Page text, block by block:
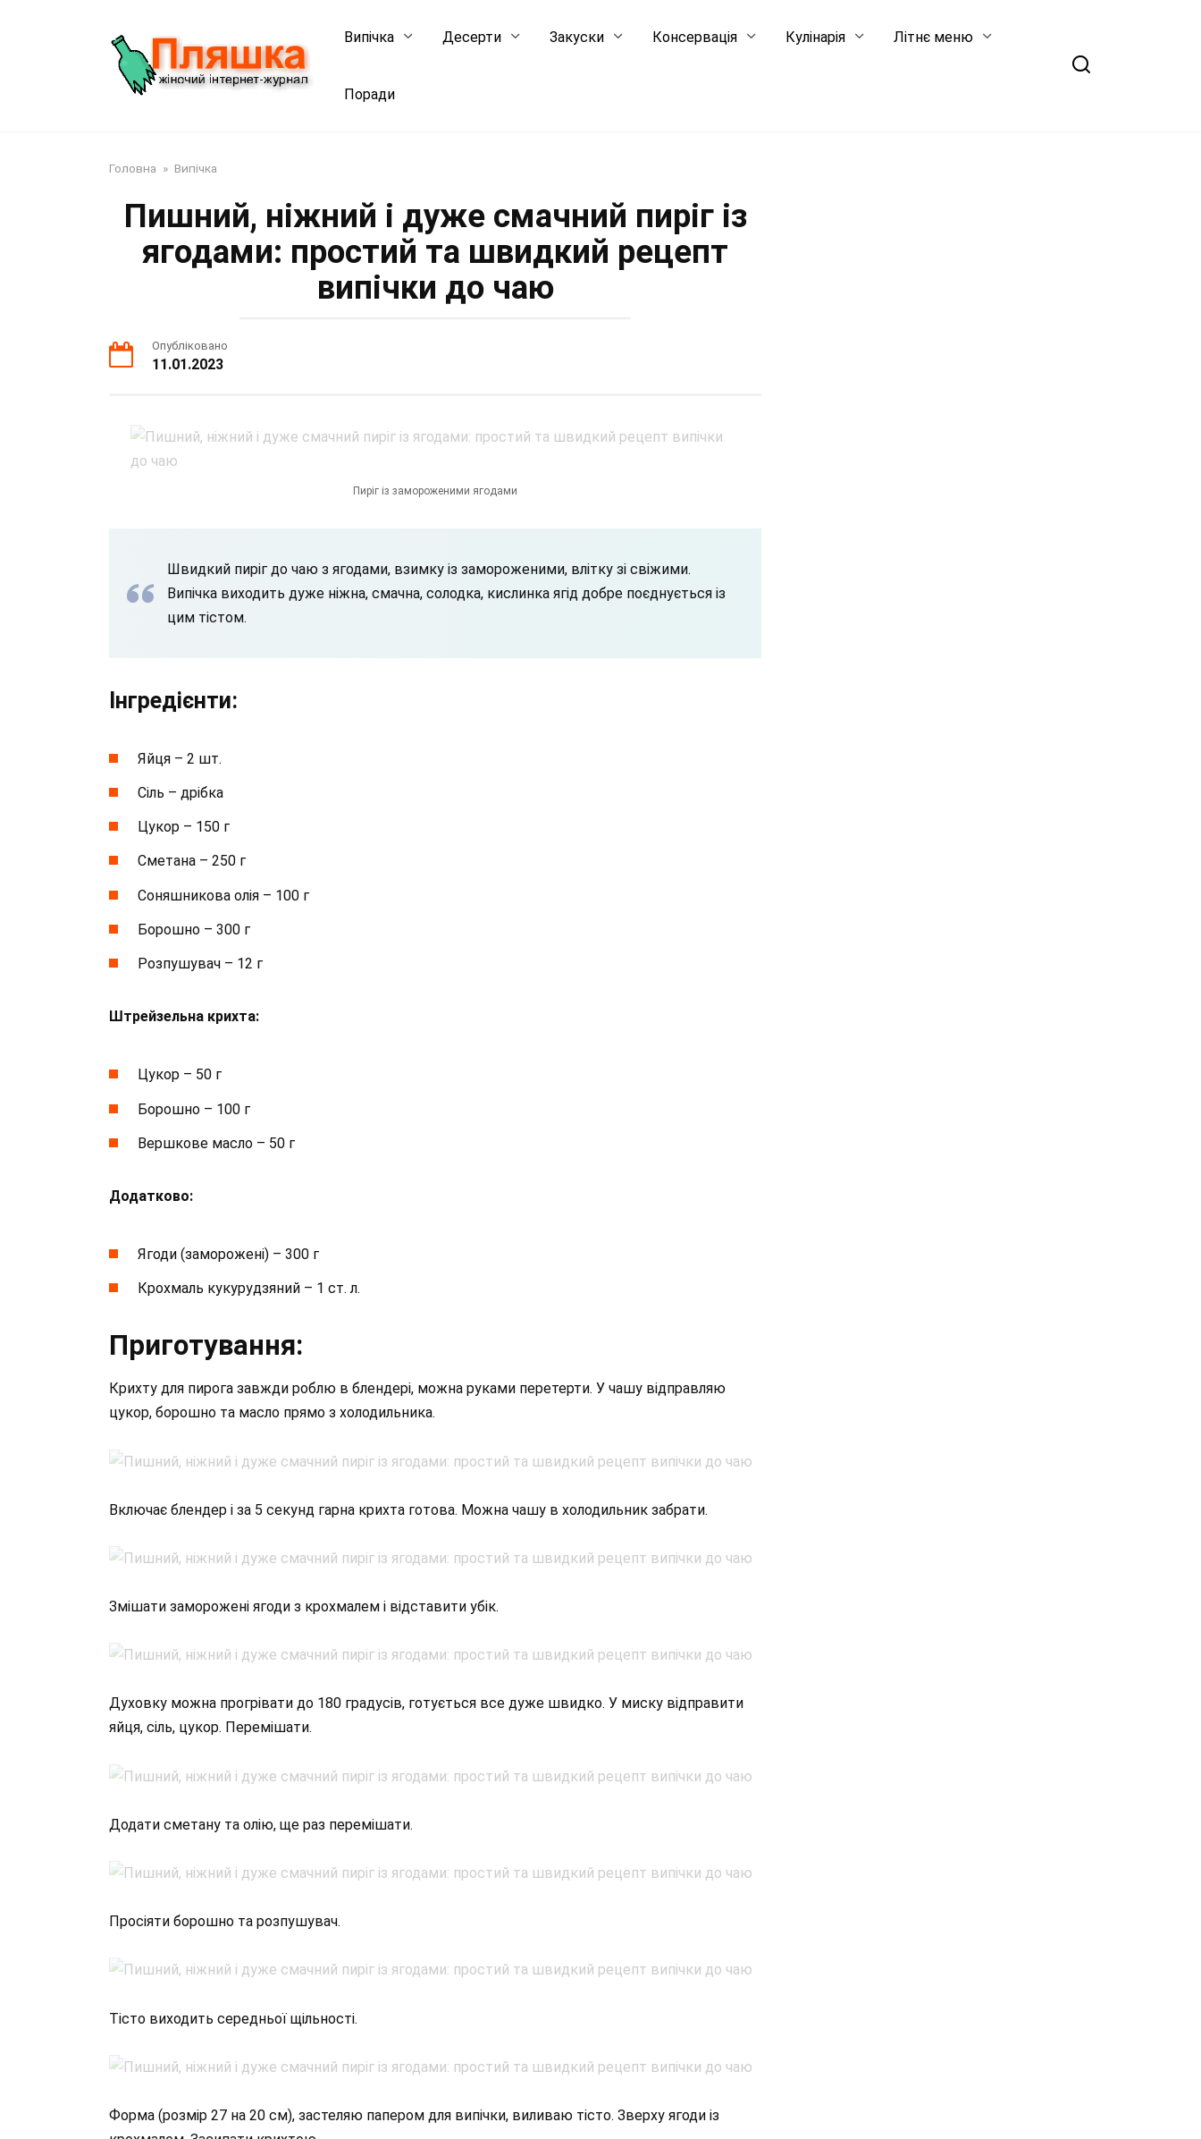
Випічка Десерти Закуски Консервація Кулінарія Літнє меню
Поради
Головна » Випічка
Пишний, ніжний і дуже смачний пиріг із
ягодами: простий та швидкий рецепт
випічки до чаю
Опубліковано
11.01.2023
Пиріг із замороженими ягодами
Швидкий пиріг до чаю з ягодами, взимку із замороженими, влітку зі свіжими.
Випічка виходить дуже ніжна, смачна, солодка, кислинка ягід добре поєднується із
цим тістом.
Інгредієнти:
Яйця – 2 шт.
Сіль – дрібка
Цукор – 150 г
Сметана – 250 г
Соняшникова олія – 100 г
Борошно – 300 г
Розпушувач – 12 г
Штрейзельна крихта:
Цукор – 50 г
Борошно – 100 г
Вершкове масло – 50 г
Додатково:
Ягоди (заморожені) – 300 г
Крохмаль кукурудзяний – 1 ст. л.
Приготування:
Крихту для пирога завжди роблю в блендері, можна руками перетерти. У чашу відправляю
цукор, борошно та масло прямо з холодильника.
Включає блендер і за 5 секунд гарна крихта готова. Можна чашу в холодильник забрати.
Змішати заморожені ягоди з крохмалем і відставити убік.
Духовку можна прогрівати до 180 градусів, готується все дуже швидко. У миску відправити
яйця, сіль, цукор. Перемішати.
Додати сметану та олію, ще раз перемішати.
Просіяти борошно та розпушувач.
Тісто виходить середньої щільності.
Форма (розмір 27 на 20 см), застеляю папером для випічки, виливаю тісто. Зверху ягоди із